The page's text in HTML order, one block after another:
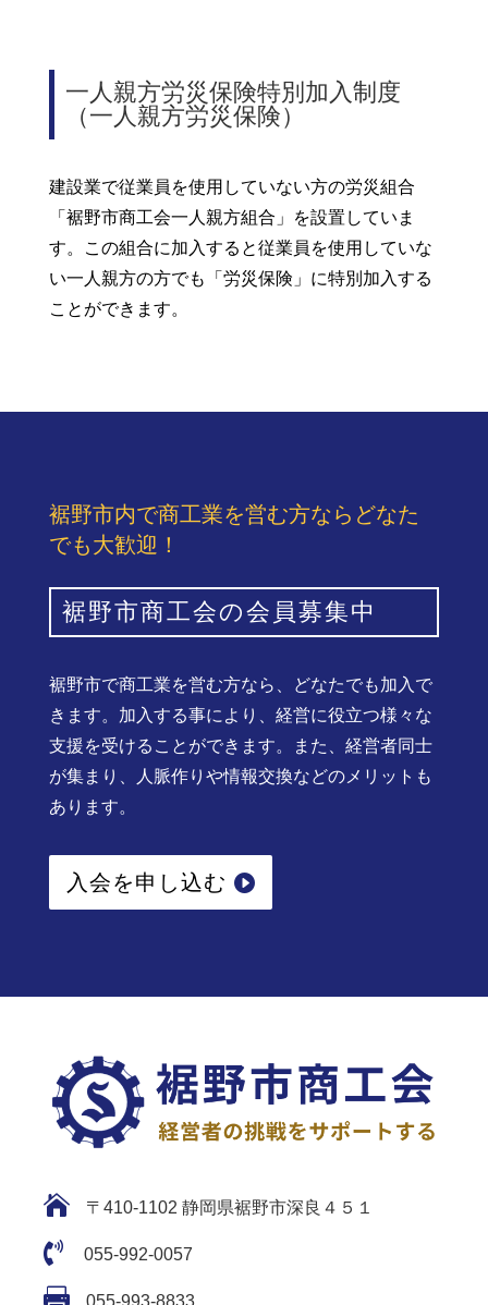
一人親方労災保険特別加入制度
（一人親方労災保険）
建設業で従業員を使用していない方の労災組合
「裾野市商工会一人親方組合」を設置していま
す。この組合に加入すると従業員を使用していな
い一人親方の方でも「労災保険」に特別加入する
ことができます。
裾野市内で商工業を営む方ならどなた
でも大歓迎！
裾野市商工会の会員募集中
裾野市で商工業を営む方なら、どなたでも加入で
きます。加入する事により、経営に役立つ様々な
支援を受けることができます。また、経営者同士
が集まり、人脈作りや情報交換などのメリットも
あります。
入会を申し込む
 〒410-1102 静岡県裾野市深良４５１
 055-992-0057
 055-993-8833